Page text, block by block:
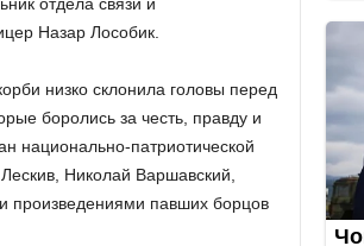
Назар Лособик.
низко склонила головы перед
боролись за честь, правду и
национально-патриотической
Николай Варшавский,
произведениями павших борцов